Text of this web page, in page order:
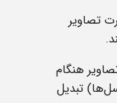
تصاویر
هنگام
تبدیل